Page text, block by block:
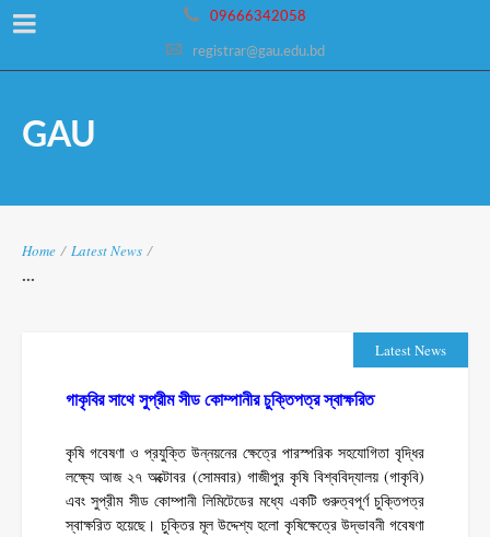
09666342058
registrar@gau.edu.bd
GAU
Home / Latest News /
...
Latest News
গাকৃবির সাথে সুপ্রীম সীড কোম্পানীর চুক্তিপত্র স্বাক্ষরিত
কৃষি গবেষণা ও প্রযুক্তি উন্নয়নের ক্ষেত্রে পারস্পরিক সহযোগিতা বৃদ্ধির
লক্ষ্যে আজ ২৭ অক্টোবর (সোমবার) গাজীপুর কৃষি বিশ্ববিদ্যালয় (গাকৃবি)
এবং সুপ্রীম সীড কোম্পানী লিমিটেডের মধ্যে একটি গুরুত্বপূর্ণ চুক্তিপত্র
স্বাক্ষরিত হয়েছে। চুক্তির মূল উদ্দেশ্য হলো কৃষিক্ষেত্রে উদ্ভাবনী গবেষণা